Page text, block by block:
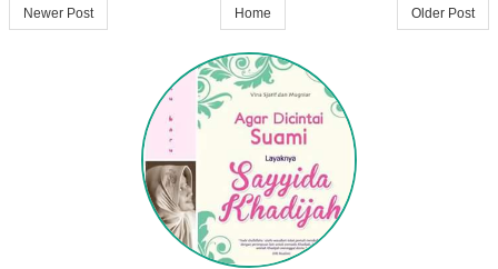
Newer Post Older Post
Home